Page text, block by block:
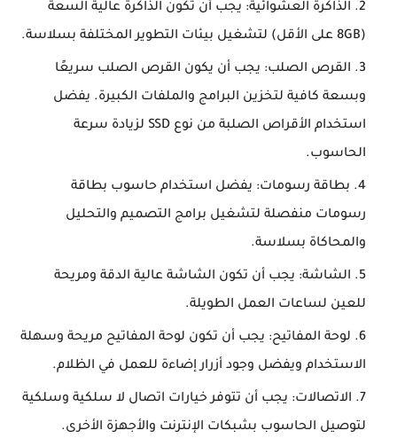
الذاكرة العشوائية: يجب أن تكون الذاكرة عالية السعة
(8GB على الأقل) لتشغيل بيئات التطوير المختلفة بسلاسة.
القرص الصلب: يجب أن يكون القرص الصلب سريعًا
وبسعة كافية لتخزين البرامج والملفات الكبيرة. يفضل
استخدام الأقراص الصلبة من نوع SSD لزيادة سرعة
الحاسوب.
بطاقة رسومات: يفضل استخدام حاسوب بطاقة
رسومات منفصلة لتشغيل برامج التصميم والتحليل
والمحاكاة بسلاسة.
الشاشة: يجب أن تكون الشاشة عالية الدقة ومريحة
للعين لساعات العمل الطويلة.
لوحة المفاتيح: يجب أن تكون لوحة المفاتيح مريحة وسهلة
الاستخدام ويفضل وجود أزرار إضاءة للعمل في الظلام.
الاتصالات: يجب أن تتوفر خيارات اتصال لا سلكية وسلكية
لتوصيل الحاسوب بشبكات الإنترنت والأجهزة الأخرى.